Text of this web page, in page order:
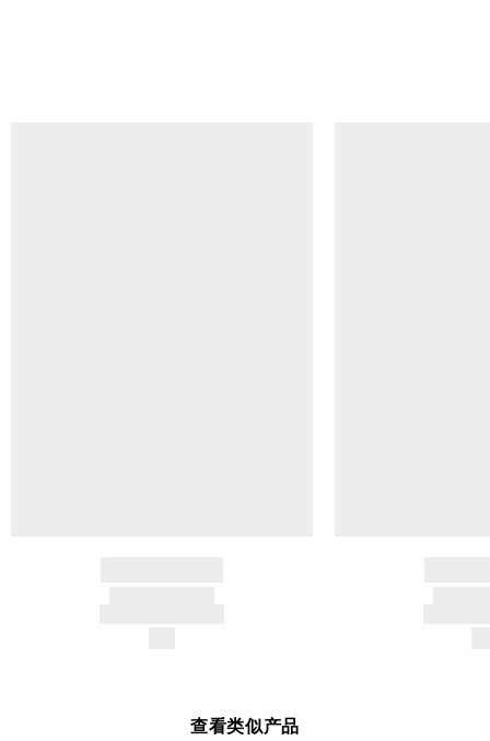
查看类似产品